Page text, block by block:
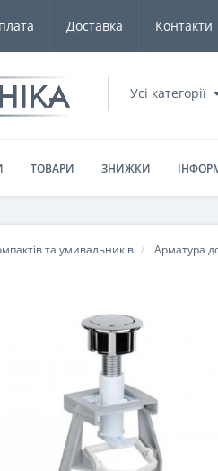
Доставка Контакти
Усі категорії
ТОВАРИ ЗНИЖКИ
та умивальників Арматура